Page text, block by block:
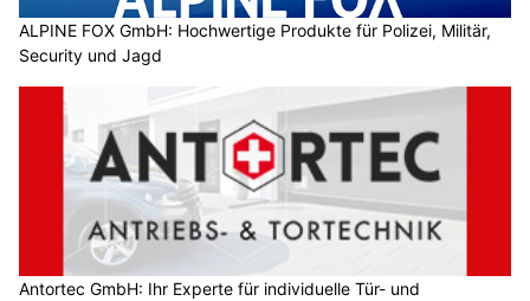
ALPINE FOX GmbH: Hochwertige Produkte für Polizei, Militär,
Security und Jagd
Antortec GmbH: Ihr Experte für individuelle Tür- und